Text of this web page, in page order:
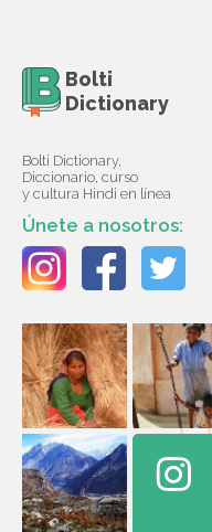
Bolti
Dictionary
Bolti Dictionary,
Diccionario, curso
y cultura Hindi en línea
Únete a nosotros: